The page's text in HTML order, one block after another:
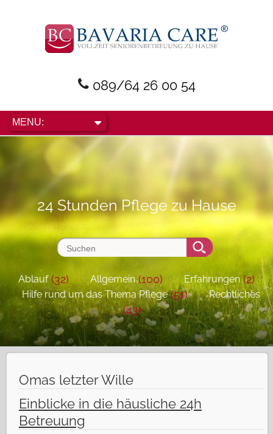
089/64 26 00 54
24 Stunden Pflege zu Hause
Ablauf(32) Allgemein(100) Erfahrungen(2)
Hilfe rund um das Thema Pflege(51) Rechtliches
(43)
Omas letzter Wille
Einblicke in die häusliche 24h
Betreuung